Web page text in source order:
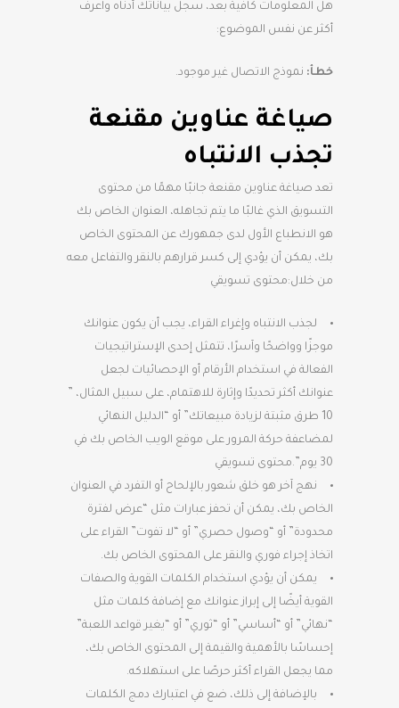
هل المعلومات كافية بعد، سجل بياناتك أدناه واعرف
أكثر عن نفس الموضوع:
خطأ: نموذج الاتصال غير موجود.
صياغة عناوين مقنعة
تجذب الانتباه
تعد صياغة عناوين مقنعة جانبًا مهمًا من محتوى
التسويق الذي غالبًا ما يتم تجاهله، العنوان الخاص بك
هو الانطباع الأول لدى جمهورك عن المحتوى الخاص
بك، يمكن أن يؤدي إلى كسر قرارهم بالنقر والتفاعل معه
من خلال:محتوى تسويقي
لجذب الانتباه وإغراء القراء، يجب أن يكون عنوانك
موجزًا وواضحًا وآسرًا، تتمثل إحدى الإستراتيجيات
الفعالة في استخدام الأرقام أو الإحصائيات لجعل
عنوانك أكثر تحديدًا وإثارة للاهتمام، على سبيل المثال، ”
10 طرق مثبتة لزيادة مبيعاتك” أو “الدليل النهائي
لمضاعفة حركة المرور على موقع الويب الخاص بك في
30 يوم”.محتوى تسويقي
نهج آخر هو خلق شعور بالإلحاح أو التفرد في العنوان
الخاص بك، يمكن أن تحفز عبارات مثل “عرض لفترة
محدودة” أو “وصول حصري” أو “لا تفوت” القراء على
اتخاذ إجراء فوري والنقر على المحتوى الخاص بك.
يمكن أن يؤدي استخدام الكلمات القوية والصفات
القوية أيضًا إلى إبراز عنوانك مع إضافة كلمات مثل
“نهائي” أو “أساسي” أو “ثوري” أو “يغير قواعد اللعبة”
إحساسًا بالأهمية والقيمة إلى المحتوى الخاص بك،
مما يجعل القراء أكثر حرصًا على استهلاكه.
بالإضافة إلى ذلك، ضع في اعتبارك دمج الكلمات